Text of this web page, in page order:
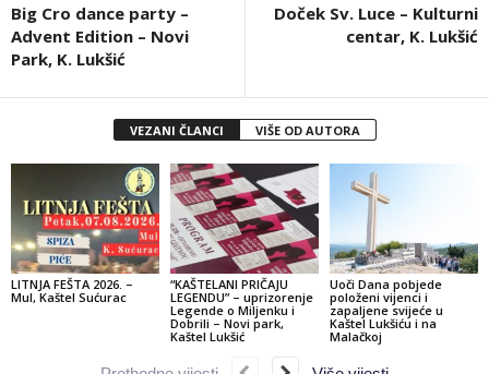
Big Cro dance party –
Advent Edition – Novi
Park, K. Lukšić
Doček Sv. Luce – Kulturni
centar, K. Lukšić
VEZANI ČLANCI VIŠE OD AUTORA
LITNJA FEŠTA 2026. –
Mul, Kaštel Sućurac
“KAŠTELANI PRIČAJU
LEGENDU” – uprizorenje
Legende o Miljenku i
Dobrili – Novi park,
Kaštel Lukšić
Uoči Dana pobjede
položeni vijenci i
zapaljene svijeće u
Kaštel Lukšiću i na
Malačkoj